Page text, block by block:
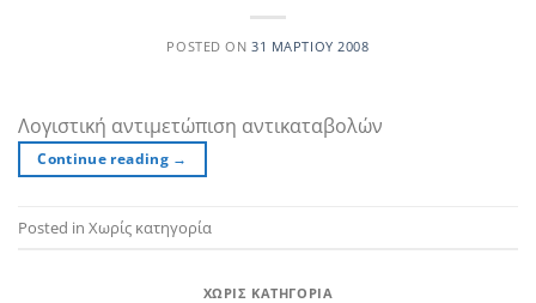
POSTED ON31 ΜΑΡΤΊΟΥ 2008
Λογιστική αντιμετώπιση αντικαταβολών
Continue reading →
Posted in Χωρίς κατηγορία
ΧΩΡΊΣ ΚΑΤΗΓΟΡΊΑ